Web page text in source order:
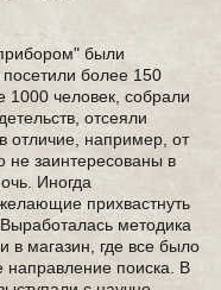
были
более 150
1000 человек, собрали
отсеяли
отличие, например, от
не заинтересованы в
Иногда
прихвастнуть
методика
магазин, где все было
направление поиска. В